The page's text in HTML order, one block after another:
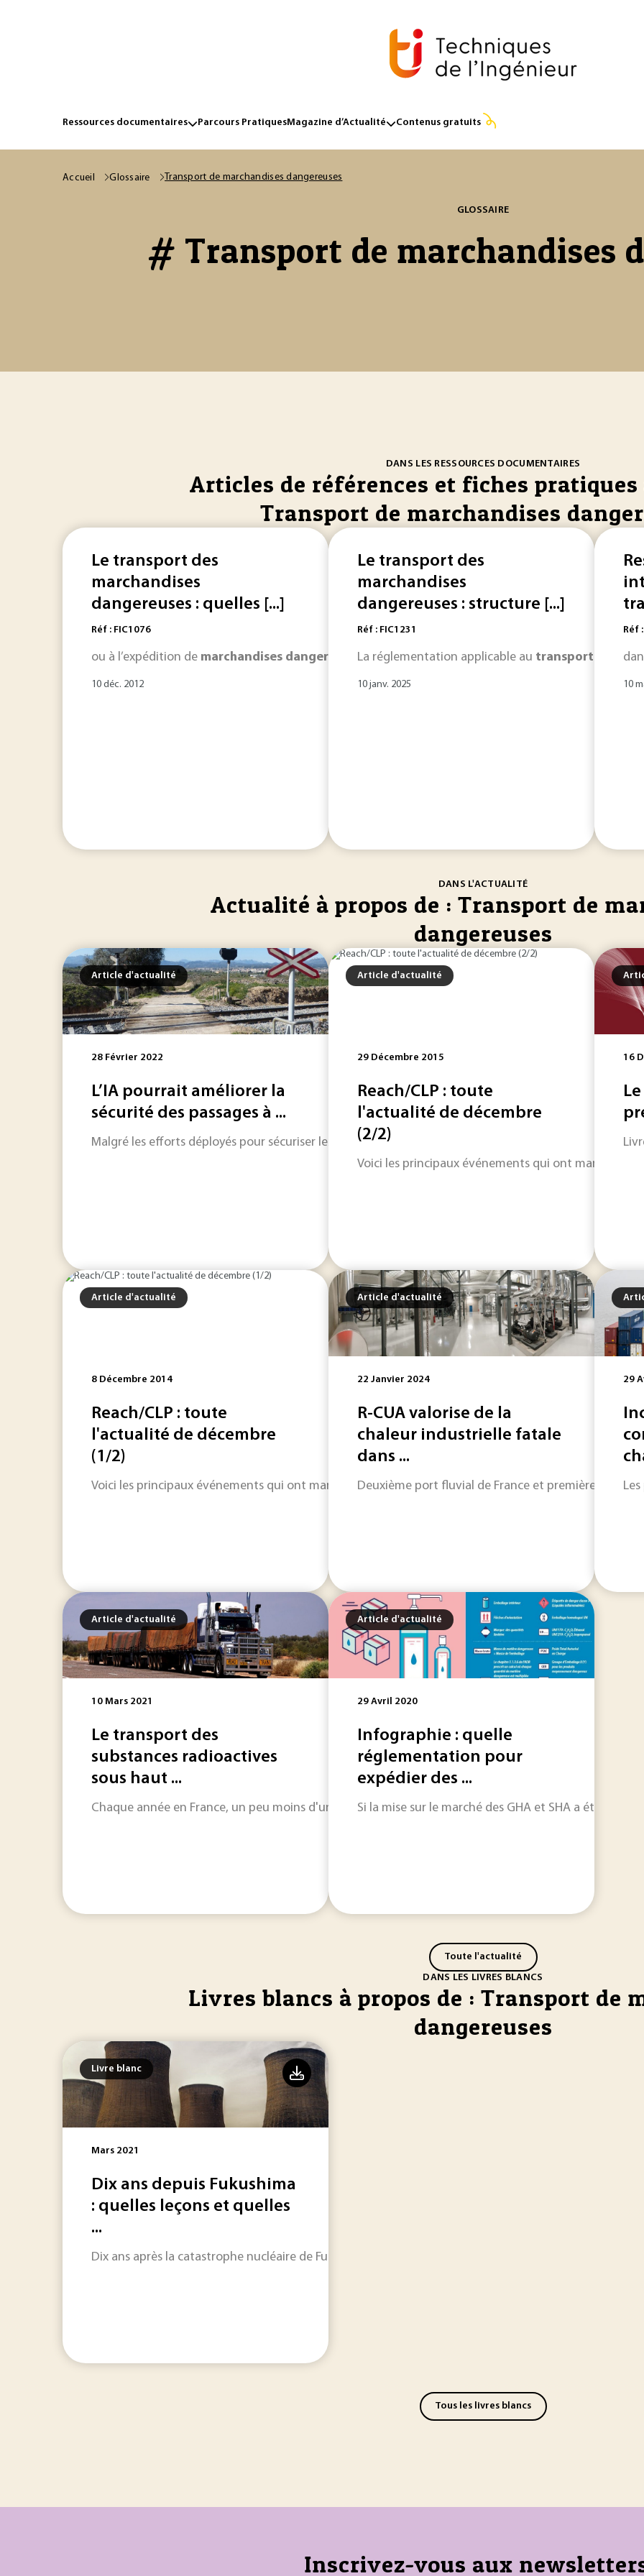
Ressources documentaires Parcours PratiquesMagazine d’Actualité Contenus gratuits
Accueil Glossaire Transport de marchandises dangereuses
GLOSSAIRE
# Transport de marchandises
DANS LES RESSOURCES DOCUMENTAIRES
Articles de références et fiches pratiques
Transport de marchandises
Le transport des
marchandises
dangereuses : quelles [...]
Réf : FIC1076
ou à l’expédition de marchandises dangereuses. Afin de prévenir tout risque d’accident/incident
10 déc. 2012
Le transport des
marchandises
dangereuses : structure [...]
Réf : FIC1231
La réglementation applicable au transport
10 janv. 2025
Réf
10
DANS L'ACTUALITÉ
Actualité à propos de : Transport de
dangereuses
Article d'actualité
28 Février 2022
L’IA pourrait améliorer la
sécurité des passages à ...
Malgré les efforts déployés pour sécuriser les quelque 15 000 passages à niveau de France, la SNCF
Article d'actualité
29 Décembre 2015
Reach/CLP : toute
l'actualité de décembre
(2/2)
Voici les principaux événements qui ont marqué
16
Article d'actualité
8 Décembre 2014
Reach/CLP : toute
l'actualité de décembre
(1/2)
Voici les principaux événements qui ont marqué l'actualité de REACH et de l'Agence européenne
Article d'actualité
22 Janvier 2024
R-CUA valorise de la
chaleur industrielle fatale
dans ...
Deuxième port fluvial de France et première gare
29
Article d'actualité
10 Mars 2021
Le transport des
substances radioactives
sous haut ...
Chaque année en France, un peu moins d'une centaine d'événements significatifs impliquant le
Article d'actualité
29 Avril 2020
Infographie : quelle
réglementation pour
expédier des ...
Si la mise sur le marché des GHA et SHA a été
Toute l'actualité
DANS LES LIVRES BLANCS
Livres blancs à propos de : Transport de
dangereuses
Livre blanc
Mars 2021
Dix ans depuis Fukushima
: quelles leçons et quelles
...
Dix ans après la catastrophe nucléaire de Fukushima, qu'en est-il du démantèlement de la centrale et
Tous les livres blancs
Inscrivez-vous aux